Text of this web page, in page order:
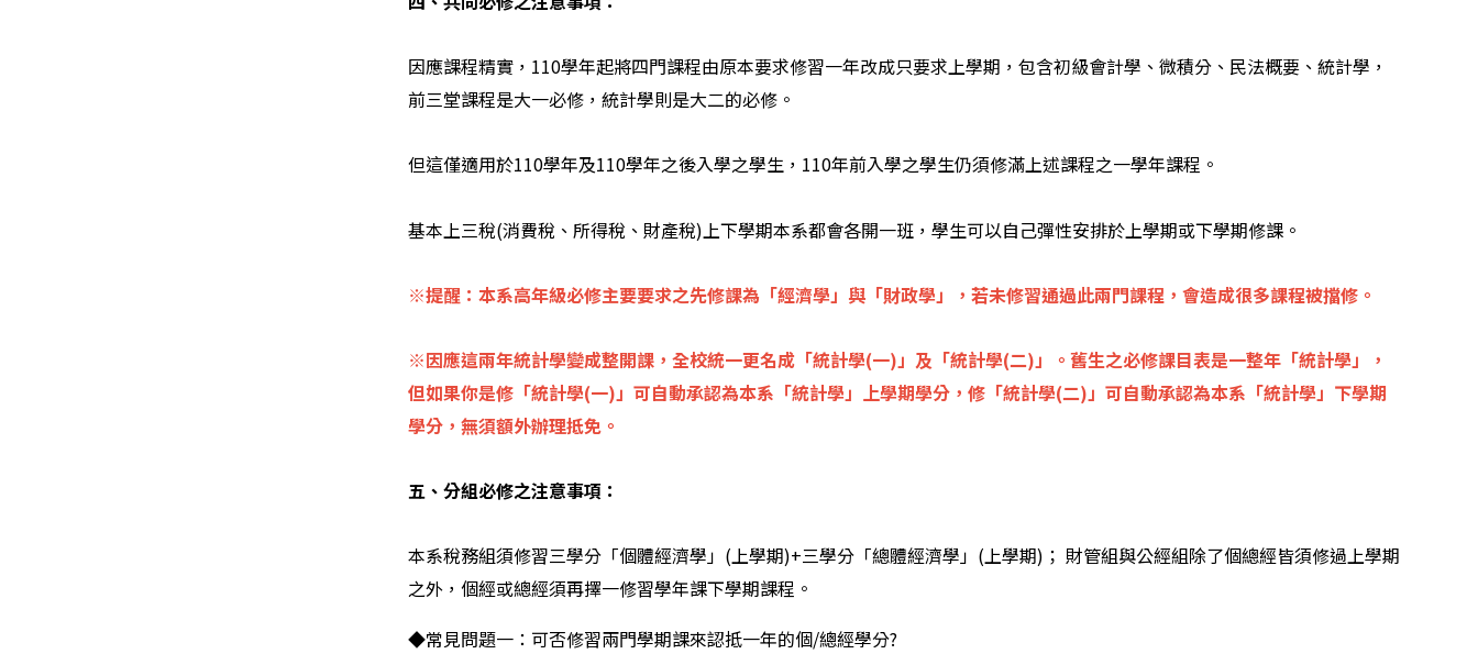
因應課程精實，110學年起將四門課程由原本要求修習一年改成只要求上學期，包含初級會計學、微積分、民法概要、統計學，
前三堂課程是大一必修，統計學則是大二的必修。
但這僅適用於110學年及110學年之後入學之學生，110年前入學之學生仍須修滿上述課程之一學年課程。
基本上三稅(消費稅、所得稅、財產稅)上下學期本系都會各開一班，學生可以自己彈性安排於上學期或下學期修課。
※提醒：本系高年級必修主要要求之先修課為「經濟學」與「財政學」，若未修習通過此兩門課程，會造成很多課程被擋修。
※因應這兩年統計學變成整開課，全校統一更名成「統計學(一)」及「統計學(二)」。舊生之必修課目表是一整年「統計學」，
但如果你是修「統計學(一)」可自動承認為本系「統計學」上學期學分，修「統計學(二)」可自動承認為本系「統計學」下學期
學分，無須額外辦理抵免。
五、分組必修之注意事項：
本系稅務組須修習三學分「個體經濟學」(上學期)+三學分「總體經濟學」(上學期)； 財管組與公經組除了個總經皆須修過上學期
之外，個經或總經須再擇一修習學年課下學期課程。
◆常見問題一：可否修習兩門學期課來認抵一年的個/總經學分?